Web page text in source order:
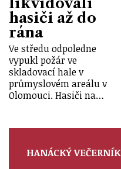
likvidovali
hasiči až do
rána
Ve středu odpoledne
vypukl požár ve
skladovací hale v
průmyslovém areálu v
Olomouci. Hasiči na…
HANÁCKÝ VEČERNÍK